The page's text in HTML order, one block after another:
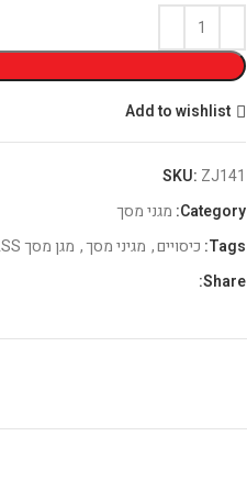
Add to wishlist
SKU: ZJ141
Category: מגני מסך
Tags: כיסויים, מגיני מסך, מגן מסך GLASS
Share: